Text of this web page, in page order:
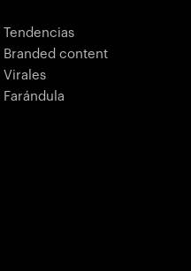
Tendencias
Branded content
Virales
Farándula